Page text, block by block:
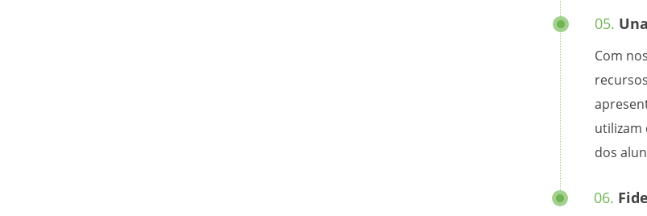
05.
Com
utilizam
dos
06.